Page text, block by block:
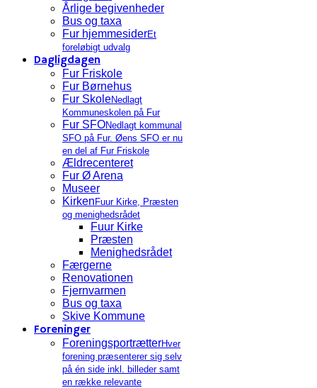
Årlige begivenheder
Bus og taxa
Fur hjemmesiderEt
foreløbigt udvalg
Dagligdagen
Fur Friskole
Fur Børnehus
Fur SkoleNedlagt
Kommuneskolen på Fur
Fur SFONedlagt kommunal
SFO på Fur. Øens SFO er nu
en del af Fur Friskole
Ældrecenteret
Fur Ø Arena
Museer
Kirken Fuur Kirke, Præsten
og menighedsrådet
Fuur Kirke
Præsten
Menighedsrådet
Færgerne
Renovationen
Fjernvarmen
Bus og taxa
Skive Kommune
Foreninger
ForeningsportrætterHver
forening præsenterer sig selv
på én side inkl. billeder samt
en række relevante